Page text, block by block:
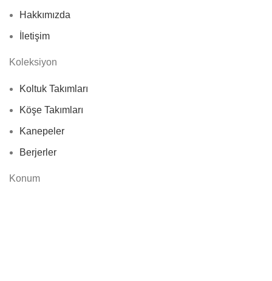
Hakkımızda
İletişim
Koleksiyon
Koltuk Takımları
Köşe Takımları
Kanepeler
Berjerler
Konum